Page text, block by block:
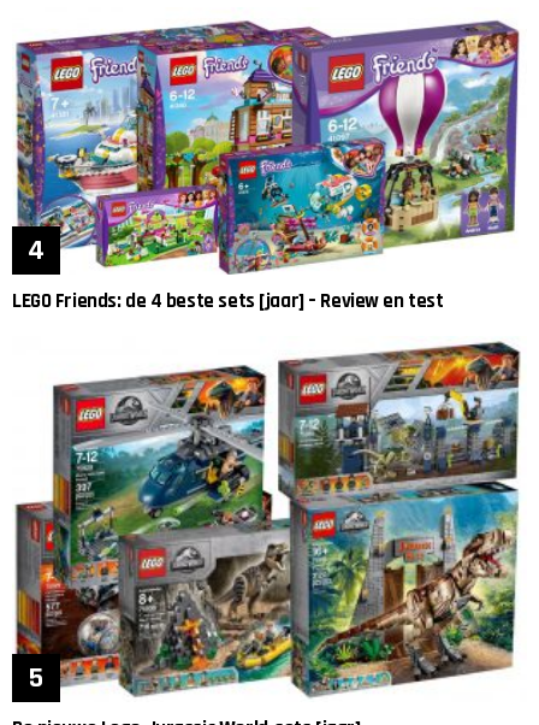
LEGO Friends: de 4 beste sets [jaar] – Review en test